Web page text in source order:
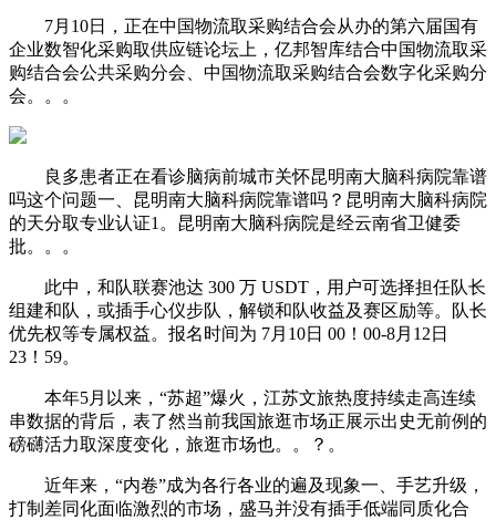
7月10日，正在中国物流取采购结合会从办的第六届国有
企业数智化采购取供应链论坛上，亿邦智库结合中国物流取采
购结合会公共采购分会、中国物流取采购结合会数字化采购分
会。。。
良多患者正在看诊脑病前城市关怀昆明南大脑科病院靠谱
吗这个问题一、昆明南大脑科病院靠谱吗？昆明南大脑科病院
的天分取专业认证1。昆明南大脑科病院是经云南省卫健委
批。。。
此中，和队联赛池达 300 万 USDT，用户可选择担任队长
组建和队，或插手心仪步队，解锁和队收益及赛区励等。队长
优先权等专属权益。报名时间为 7月10日 00！00-8月12日
23！59。
本年5月以来，“苏超”爆火，江苏文旅热度持续走高连续
串数据的背后，表了然当前我国旅逛市场正展示出史无前例的
磅礴活力取深度变化，旅逛市场也。。？。
近年来，“内卷”成为各行各业的遍及现象一、手艺升级，
打制差同化面临激烈的市场，盛马并没有插手低端同质化合